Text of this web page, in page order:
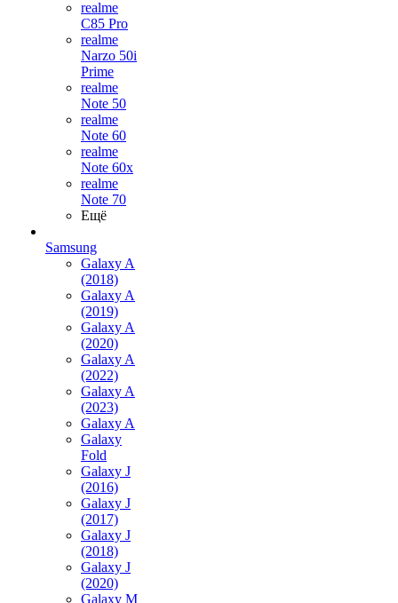
realme
C85 Pro
realme
Narzo 50i
Prime
realme
Note 50
realme
Note 60
realme
Note 60x
realme
Note 70
Ещё
Samsung
Galaxy A
(2018)
Galaxy A
(2019)
Galaxy A
(2020)
Galaxy A
(2022)
Galaxy A
(2023)
Galaxy A
Galaxy
Fold
Galaxy J
(2016)
Galaxy J
(2017)
Galaxy J
(2018)
Galaxy J
(2020)
Galaxy M